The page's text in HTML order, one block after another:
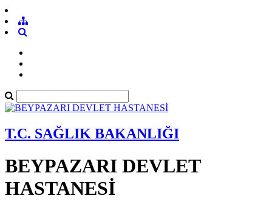
T.C. SAĞLIK BAKANLIĞI
BEYPAZARI DEVLET
HASTANESİ